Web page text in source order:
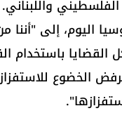
واللبناني.
اليوم، إلى "أننا
باستخدام
الخضوع